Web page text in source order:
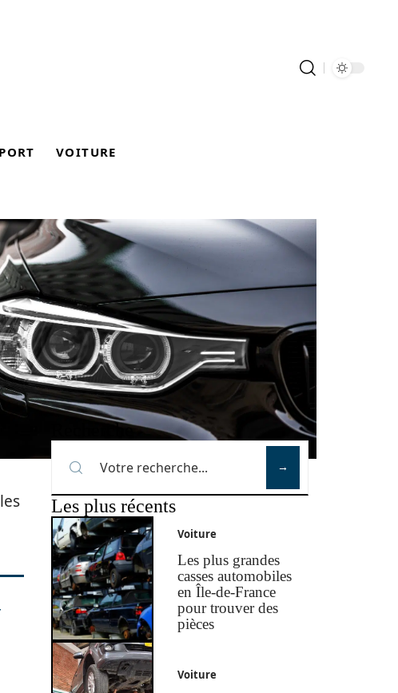
VOITURE
Recherche
Les plus récents
Voiture
Les plus grandes
casses automobiles
en Île-de-France
pour trouver des
pièces
Voiture